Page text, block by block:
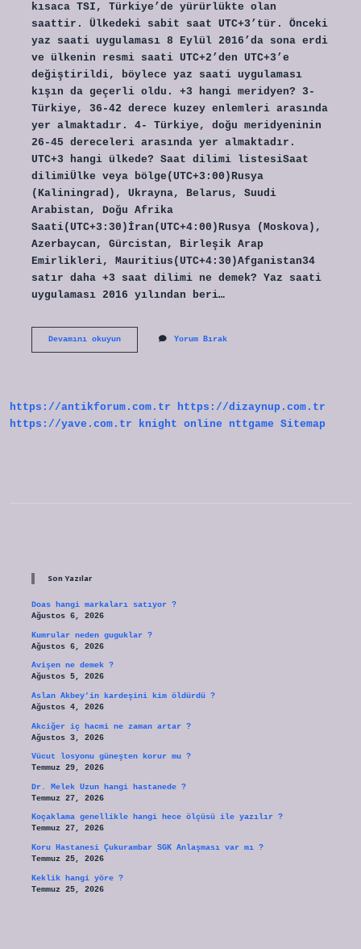
kısaca TSI, Türkiye’de yürürlükte olan
saattir. Ülkedeki sabit saat UTC+3’tür. Önceki
yaz saati uygulaması 8 Eylül 2016’da sona erdi
ve ülkenin resmi saati UTC+2’den UTC+3’e
değiştirildi, böylece yaz saati uygulaması
kışın da geçerli oldu. +3 hangi meridyen? 3-
Türkiye, 36-42 derece kuzey enlemleri arasında
yer almaktadır. 4- Türkiye, doğu meridyeninin
26-45 dereceleri arasında yer almaktadır.
UTC+3 hangi ülkede? Saat dilimi listesiSaat
dilimiÜlke veya bölge(UTC+3:00)Rusya
(Kaliningrad), Ukrayna, Belarus, Suudi
Arabistan, Doğu Afrika
Saati(UTC+3:30)İran(UTC+4:00)Rusya (Moskova),
Azerbaycan, Gürcistan, Birleşik Arap
Emirlikleri, Mauritius(UTC+4:30)Afganistan34
satır daha +3 saat dilimi ne demek? Yaz saati
uygulaması 2016 yılından beri…
Devamını okuyunUtc
Yorum Bırak
https://antikforum.com.tr
https://dizaynup.com.tr
https://yave.com.tr
knight online nttgame Sitemap
Son Yazılar
Doas hangi markaları satıyor ?
Ağustos 6, 2026
Kumrular neden guguklar ?
Ağustos 6, 2026
Avişen ne demek ?
Ağustos 5, 2026
Aslan Akbey’in kardeşini kim öldürdü ?
Ağustos 4, 2026
Akciğer iç hacmi ne zaman artar ?
Ağustos 3, 2026
Vücut losyonu güneşten korur mu ?
Temmuz 29, 2026
Dr. Melek Uzun hangi hastanede ?
Temmuz 27, 2026
Koçaklama genellikle hangi hece ölçüsü ile yazılır ?
Temmuz 27, 2026
Koru Hastanesi Çukurambar SGK Anlaşması var mı ?
Temmuz 25, 2026
Keklik hangi yöre ?
Temmuz 25, 2026